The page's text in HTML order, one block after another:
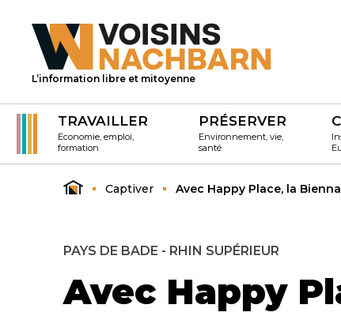
L’information libre et mitoyenne
TRAVAILLER
Economie, emploi,
formation
PRÉSERVER
Environnement, vie,
santé
Captiver Avec Happy Place, la
PAYS DE BADE - RHIN SUPÉRIEUR
Avec Happy